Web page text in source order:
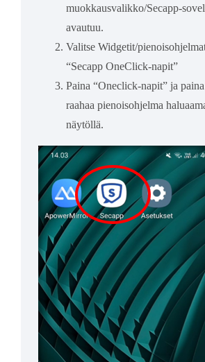
muokkausvalikko/Secapp-
avautuu.
Valitse Widgetit/
“Secapp OneClick-napit”
Paina “Oneclick-napit” ja
raahaa pienoisohjelma
näytöllä.